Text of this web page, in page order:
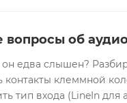
вопросы об
он едва слышен?
контакты клеммной
тип входа (LineIn